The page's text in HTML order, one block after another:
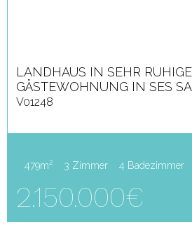
LANDHAUS IN SEHR
GÄSTEWOHNUNG IN SES
V01248
479m2 3 Zimmer 4 Badezimmer
2.150.000€